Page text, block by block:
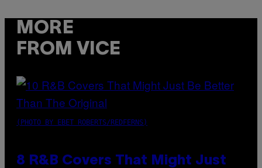
MORE
FROM VICE
(PHOTO BY EBET ROBERTS/REDFERNS)
8 R&B Covers That Might Just